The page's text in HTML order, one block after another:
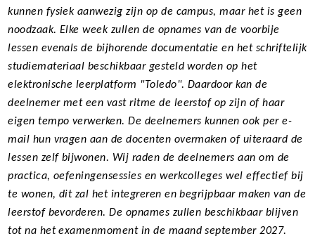
kunnen fysiek aanwezig zijn op de campus, maar het is geen
noodzaak. Elke week zullen de opnames van de voorbije
lessen evenals de bijhorende documentatie en het schriftelijk
studiemateriaal beschikbaar gesteld worden op het
elektronische leerplatform "Toledo". Daardoor kan de
deelnemer met een vast ritme de leerstof op zijn of haar
eigen tempo verwerken. De deelnemers kunnen ook per e-
mail hun vragen aan de docenten overmaken of uiteraard de
lessen zelf bijwonen. Wij raden de deelnemers aan om de
practica, oefeningensessies en werkcolleges wel effectief bij
te wonen, dit zal het integreren en begrijpbaar maken van de
leerstof bevorderen. De opnames zullen beschikbaar blijven
tot na het examenmoment in de maand september 2027.